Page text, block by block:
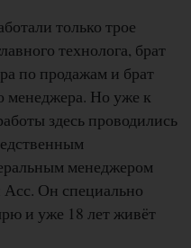
только трое
технолога, брат
по продажам и брат
менеджера. Но уже к
здесь проводились
менеджером
Он специально
и уже 18 лет живёт